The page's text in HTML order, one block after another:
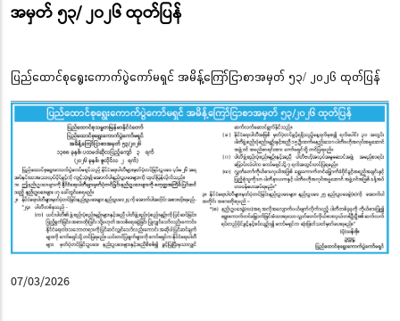
အမှတ် ၅၃/ ၂၀၂၆ ထုတ်ပြန်
ပြည်ထောင်စုရွေးကောက်ပွဲကော်မရှင် အမိန့်ကြော်ငြာစာအမှတ် ၅၃/ ၂၀၂၆ ထုတ်ပြန်
07/03/2026